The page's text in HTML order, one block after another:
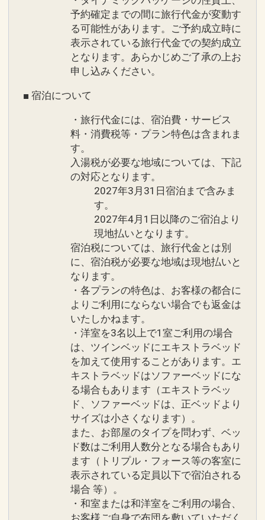
なります。
・４月～１０月までの季節営業となりま
・７月・８月はご利用の際､追加代金が
発生いたします。
※連泊ポイントの併用可
※旅行代金に含まれます。
施設のご案内
●「タイガービーチ」
ホテルの目の前に広がる「タイガービー
チ」東シナ海に面し、西海岸でも数少な
い天然ビーチです。
遊泳期間：４月～１０月
●「サンセットガーデン」（季節営業）
沖縄では希少のウェイブプールをはじ
め、インフィニティプールでもあるメイ
ンプール、キッズ用のスライダープー
ル、タッチプールなど多彩なプールがあ
り、大人から子供まで楽しめるプールエ
リアです。
営業：４月～１０月
設定期間：2026年6月1日～2026年10月
インターネットコース番号：DP-1-
17504918
※旅行代金に含まれます。
連泊ポイント
●２連泊以上の方はスパ施設「ブルーリ
ーフ」（温泉・屋内プール・スポーツジ
ム）１日利用券付（通常１日１，５００
●３連泊以上の方は滞在中駐車場代金不
要♪（１予約につき１台まで ／ 通常１日
５００円）
●４連泊以上の方は滞在中夕食１回付
♪（要事前連絡）
※ブッフェ・和食・洋食・ＢＢＱからお
選びいただけます。（和食・洋食・ＢＢ
Ｑは定休日あり）
※事前予約要。ホテルレストラン予約Ｔ
ＥＬ．０９８－９９３－７１１３（受付
時間９：００～２０：００）
※ＢＢＱも選択可能ですが、下記条件と
なります。
・４月～１０月までの季節営業となりま
・７月・８月はご利用の際､追加代金が
発生いたします。
※連泊ポイントの併用可
※旅行代金に含まれます。
施設のご案内
予約確定までの間に旅行代金が変動す
る可能性があります。ご予約成立時に
表示されている旅行代金での契約成立
となります。あらかじめご了承の上お
申し込みください。
■ 宿泊について
・旅行代金には、宿泊費・サービス
料・消費税等・プラン特色は含まれま
す。
入湯税が必要な地域については、下記
の対応となります。
2027年3月31日宿泊まで含みま
す。
2027年4月1日以降のご宿泊より
現地払いとなります。
宿泊税については、旅行代金とは別
に、宿泊税が必要な地域は現地払いと
なります。
・各プランの特色は、お客様の都合に
よりご利用にならない場合でも返金は
いたしかねます。
・洋室を3名以上で1室ご利用の場合
は、ツインベッドにエキストラベッド
を加えて使用することがあります。エ
キストラベッドはソファーベッドにな
る場合もあります（エキストラベッ
ド、ソファーベッドは、正ベッドより
サイズは小さくなります）。
また、お部屋のタイプを問わず、ベッ
ド数はご利用人数分となる場合もあり
ます（トリプル・フォース等の客室に
表示されている定員以下で宿泊される
場合 等）。
・和室または和洋室をご利用の場合、